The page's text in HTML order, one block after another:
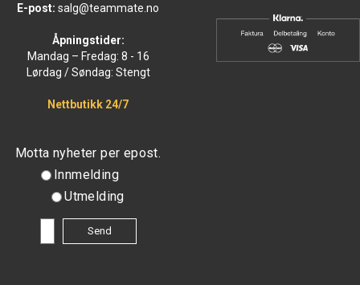
E-post: salg@teammate.no
Åpningstider:
Mandag – Fredag: 8 - 16
Lørdag / Søndag: Stengt
Nettbutikk 24/7
Motta nyheter per epost.
Innmelding
Utmelding